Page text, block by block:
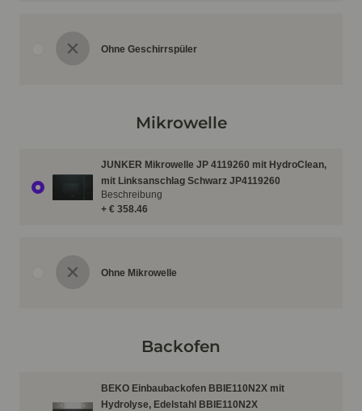
Ohne Geschirrspüler
Mikrowelle
JUNKER Mikrowelle JP 4119260 mit HydroClean,
mit Linksanschlag Schwarz JP4119260
+ € 358.46
Beschreibung
Ohne Mikrowelle
Backofen
BEKO Einbaubackofen BBIE110N2X mit
Hydrolyse, Edelstahl BBIE110N2X